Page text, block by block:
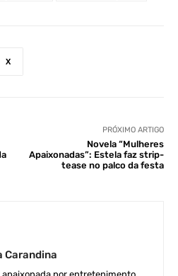
X
PRÓXIMO ARTIGO
Novela “Mulheres
Apaixonadas”: Estela faz strip-
tease no palco da festa
Carandina